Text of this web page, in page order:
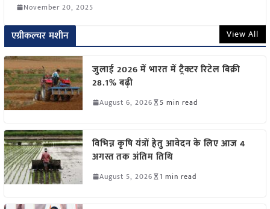
November 20, 2025
एग्रीकल्चर मशीन View All
जुलाई 2026 में भारत में ट्रैक्टर रिटेल बिक्री
28.1% बढ़ी
August 6, 2026 5 min read
विभिन्न कृषि यंत्रों हेतु आवेदन के लिए आज 4
अगस्त तक अंतिम तिथि
August 5, 2026 1 min read